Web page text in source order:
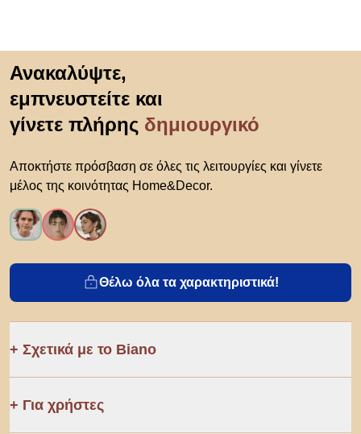
Ανακαλύψτε,
εμπνευστείτε και
γίνετε πλήρης δημιουργικό
Αποκτήστε πρόσβαση σε όλες τις λειτουργίες και γίνετε
μέλος της κοινότητας Home&Decor.
Θέλω όλα τα χαρακτηριστικά!
Σχετικά με το Biano
Για χρήστες